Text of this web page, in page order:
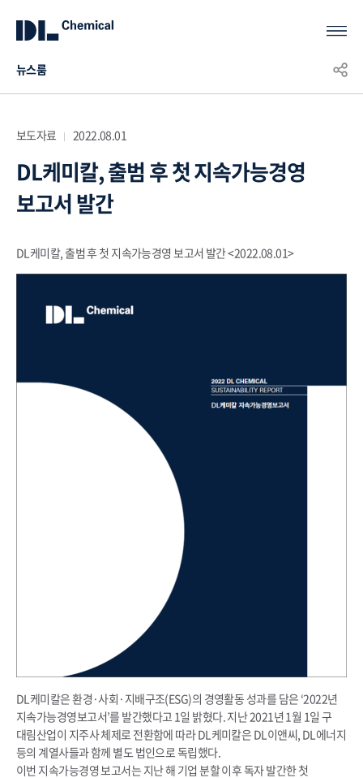
KOR ENG CHN
뉴스룸
보도자료 2022.08.01
DL케미칼, 출범 후 첫 지속가능경영
보고서 발간
DL케미칼, 출범 후 첫 지속가능경영 보고서 발간 <2022.08.01>
DL케미칼은 환경·사회·지배구조(ESG)의 경영활동 성과를 담은 ‘2022년
지속가능경영보고서’를 발간했다고 1일 밝혔다. 지난 2021년 1월 1일 구
대림산업이 지주사 체제로 전환함에 따라 DL케미칼은 DL이앤씨, DL에너지
등의 계열사들과 함께 별도 법인으로 독립했다.
이번 지속가능경영 보고서는 지난 해 기업 분할 이후 독자 발간한 첫